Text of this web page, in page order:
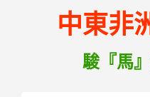
中東非
駿『馬